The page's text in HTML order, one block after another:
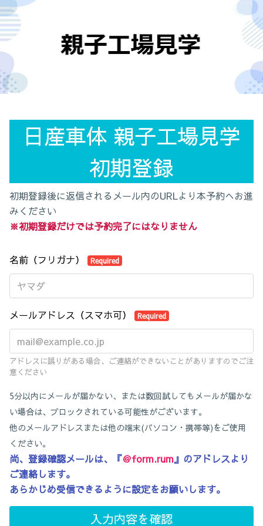
日産車体 親子工場見学
初期登録
初期登録後に返信されるメール内のURLより本予約へお進
みください
※初期登録だけでは予約完了にはなりません
名前（フリガナ） Required
メールアドレス（スマホ可） Required
アドレスに誤りがある場合、ご連絡ができないことがありますのでご注
意ください
5分以内にメールが届かない、または数回試してもメールが届かな
い場合は、ブロックされている可能性がございます。
他のメールアドレスまたは他の端末(パソコン・携帯等)をご使用
ください。
尚、登録確認メールは、 『＠form.rum』 のアドレスより
ご連絡します。
あらかじめ受信できるように設定をお願いします。
入力内容を確認